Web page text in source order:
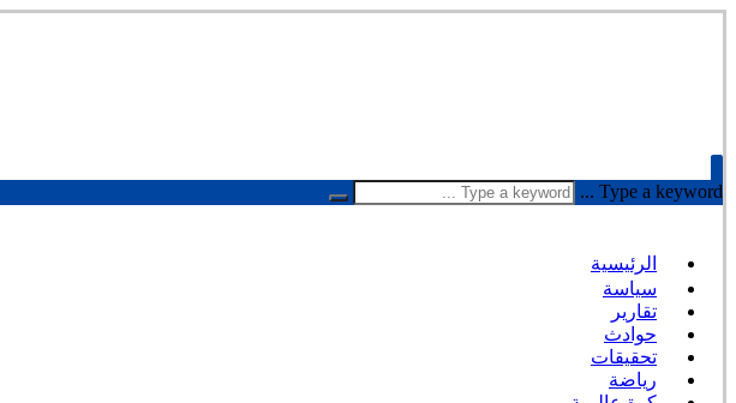
Type a keyword ...
الرئيسية
سياسة
تقارير
حوادث
تحقيقات
رياضة